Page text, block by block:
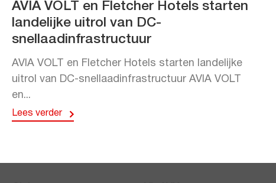
AVIA VOLT en Fletcher Hotels starten
landelijke uitrol van DC-
snellaadinfrastructuur
AVIA VOLT en Fletcher Hotels starten landelijke
uitrol van DC-snellaadinfrastructuur AVIA VOLT
en...
Lees verder